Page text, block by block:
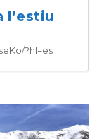
l’estiu
?hl=es